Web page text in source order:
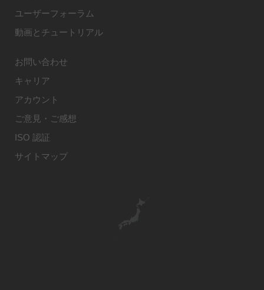
ユーザーフォーラム
動画とチュートリアル
お問い合わせ
キャリア
アカウント
ご意見・ご感想
ISO 認証
サイトマップ